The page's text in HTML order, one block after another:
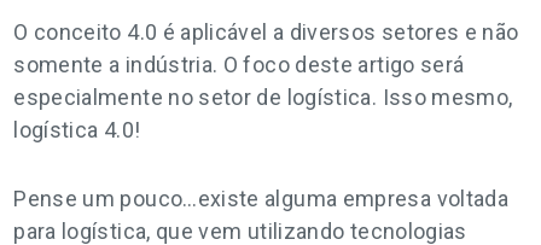
O conceito 4.0 é aplicável a diversos setores e não
somente a indústria. O foco deste artigo será
especialmente no setor de logística. Isso mesmo,
logística 4.0!
Pense um pouco…existe alguma empresa voltada
para logística, que vem utilizando tecnologias